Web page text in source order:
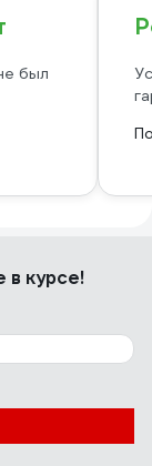
был
в курсе!